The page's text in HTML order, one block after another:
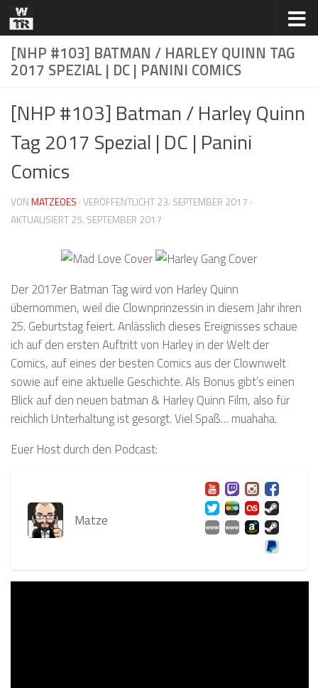
Zum Inhalt springen
[NHP #103] BATMAN / HARLEY QUINN TAG
2017 SPEZIAL | DC | PANINI COMICS
[NHP #103] Batman / Harley Quinn
Tag 2017 Spezial | DC | Panini
Comics
VONMATZEOES · VERÖFFENTLICHT23. SEPTEMBER 2017 ·
AKTUALISIERT25. SEPTEMBER 2017
Der 2017er Batman Tag wird von Harley Quinn
übernommen, weil die Clownprinzessin in diesem Jahr ihren
25. Geburtstag feiert. Anlässlich dieses Ereignisses schaue
ich auf den ersten Auftritt von Harley in der Welt der
Comics, auf eines der besten Comics aus der Clownwelt
sowie auf eine aktuelle Geschichte. Als Bonus gibt’s einen
Blick auf den neuen batman & Harley Quinn Film, also für
reichlich Unterhaltung ist gesorgt. Viel Spaß… muahaha.
Euer Host durch den Podcast:
Matze